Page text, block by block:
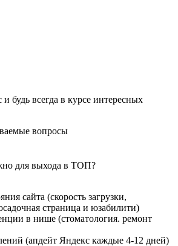
будь всегда в курсе интересных
вопросы
для выхода в ТОП?
сайта (скорость загрузки,
страница и юзабилити)
в нише (стоматология. ремонт
(апдейт Яндекс каждые 4-12 дней)